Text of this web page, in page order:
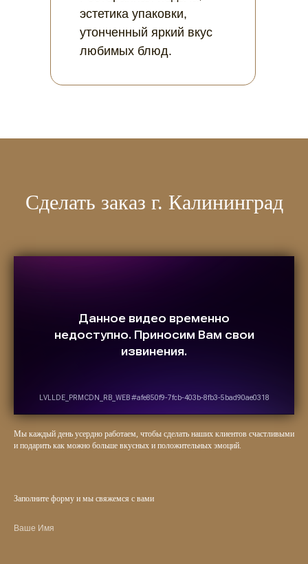
эстетика упаковки,
утонченный яркий вкус
любимых блюд.
Сделать заказ г. Калининград
Мы каждый день усердно работаем, чтобы сделать наших клиентов счастливыми
и подарить как можно больше вкусных и положительных эмоций.
Заполните форму и мы свяжемся с вами
Ваше Имя